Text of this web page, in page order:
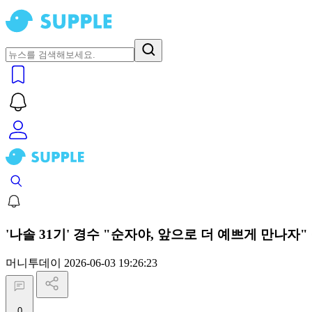
'나솔 31기' 경수 "순자야, 앞으로 더 예쁘게 만나자"
머니투데이 2026-06-03 19:26:23